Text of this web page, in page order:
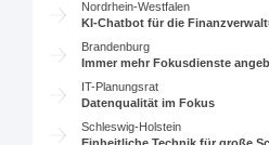
Nordrhein-Westfalen
KI-Chatbot für die
Brandenburg
Immer mehr Fokusdienste
IT-Planungsrat
Datenqualität im Fokus
Schleswig-Holstein